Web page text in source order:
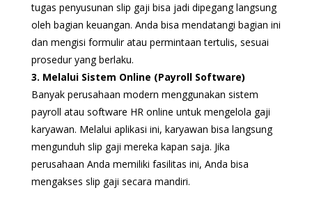
tugas penyusunan slip gaji bisa jadi dipegang langsung
oleh bagian keuangan. Anda bisa mendatangi bagian ini
dan mengisi formulir atau permintaan tertulis, sesuai
prosedur yang berlaku.
3. Melalui Sistem Online (Payroll Software)
Banyak perusahaan modern menggunakan sistem
payroll atau software HR online untuk mengelola gaji
karyawan. Melalui aplikasi ini, karyawan bisa langsung
mengunduh slip gaji mereka kapan saja. Jika
perusahaan Anda memiliki fasilitas ini, Anda bisa
mengakses slip gaji secara mandiri.